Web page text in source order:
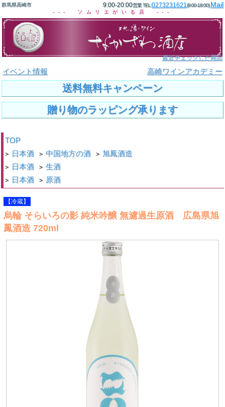
群馬県高崎市 9:00-20:00営業 TEL:0273231621(9:00-18:00)Mail
--- ソムリエがいる店 ---
最近チェックした商品
イベント情報 高崎ワインアカデミー
送料無料キャンペーン
贈り物のラッピング承ります
TOP
> 日本酒 > 中国地方の酒 > 旭鳳酒造
> 日本酒 > 生酒
> 日本酒 > 原酒
【冷蔵】
烏輪 そらいろの影 純米吟醸 無濾過生原酒 広島県旭
鳳酒造 720ml